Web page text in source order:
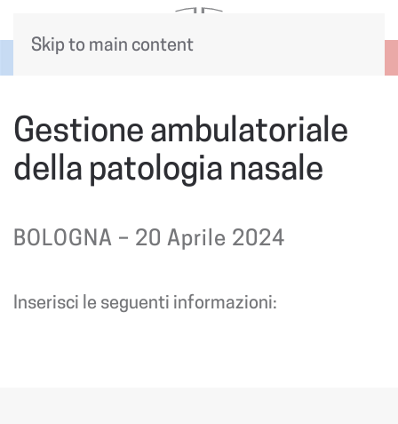
Skip to main content
Gestione ambulatoriale
della patologia nasale
BOLOGNA – 20 Aprile 2024
Inserisci le seguenti informazioni: